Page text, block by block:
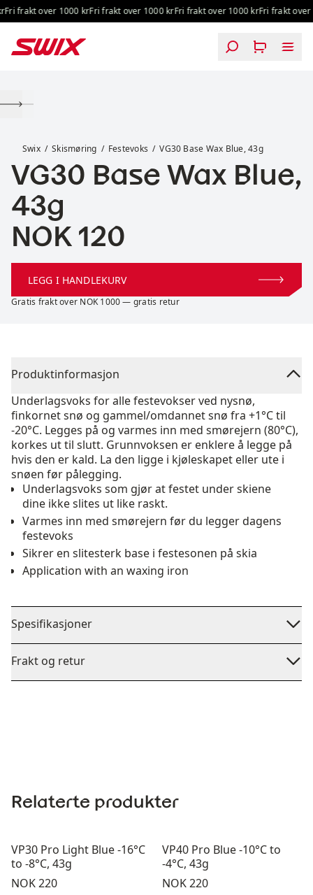
Hopp til innhold
Fri frakt over 1000 krFri frakt over 1000 krFri frakt over 1000 krFri frakt over
Swix Skismøring Festevoks VG30 Base Wax Blue, 43g
VG30 Base Wax Blue,
43g
Pris:
NOK 120
LEGG I HANDLEKURV
Gratis frakt over NOK 1000 — gratis retur
Produktinformasjon
Underlagsvoks for alle festevokser ved nysnø,
finkornet snø og gammel/omdannet snø fra +1°C til
-20°C. Legges på og varmes inn med smørejern (80°C),
korkes ut til slutt. Grunnvoksen er enklere å legge på
hvis den er kald. La den ligge i kjøleskapet eller ute i
snøen før pålegging.
Underlagsvoks som gjør at festet under skiene
dine ikke slites ut like raskt.
Varmes inn med smørejern før du legger dagens
festevoks
Sikrer en slitesterk base i festesonen på skia
Application with an waxing iron
Spesifikasjoner
Frakt og retur
Relaterte produkter
VP30 Pro Light Blue -16°C
to -8°C, 43g
Pris:
NOK 220
VP40 Pro Blue -10°C to
-4°C, 43g
Pris:
NOK 220